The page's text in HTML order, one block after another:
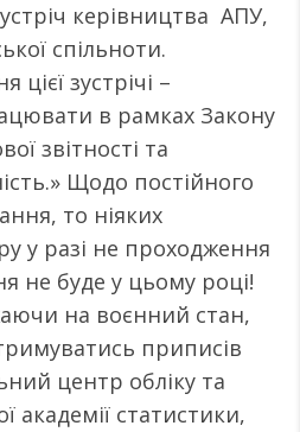
керівництва АПУ,
спільноти.
зустрічі –
в рамках Закону
звітності та
Щодо постійного
то ніяких
у разі не проходження
не буде у цьому році!
на воєнний стан,
приписів
центр обліку та
академії статистики,